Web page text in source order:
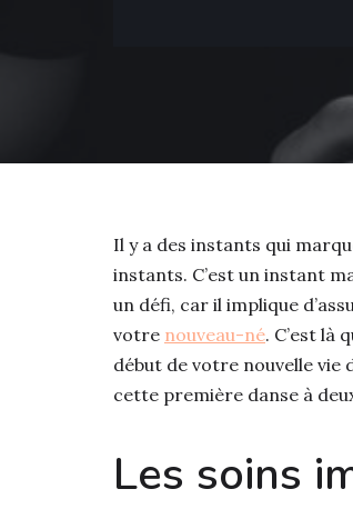
Il y a des instants qui
instants. C’est un instant
un défi, car il implique
votre nouveau-né. C’est là
début de votre nouvelle vie
cette première danse à
Les soins